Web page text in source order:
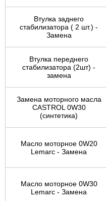
Втулка заднего
стабилизатора ( 2 шт.) -
Замена
Втулка переднего
стабилизатора (2шт) -
замена
Замена моторного масла
CASTROL 0W30
(синтетика)
Масло моторное 0W20
Lemarc - Замена
Масло моторное 0W30
Lemarc - Замена